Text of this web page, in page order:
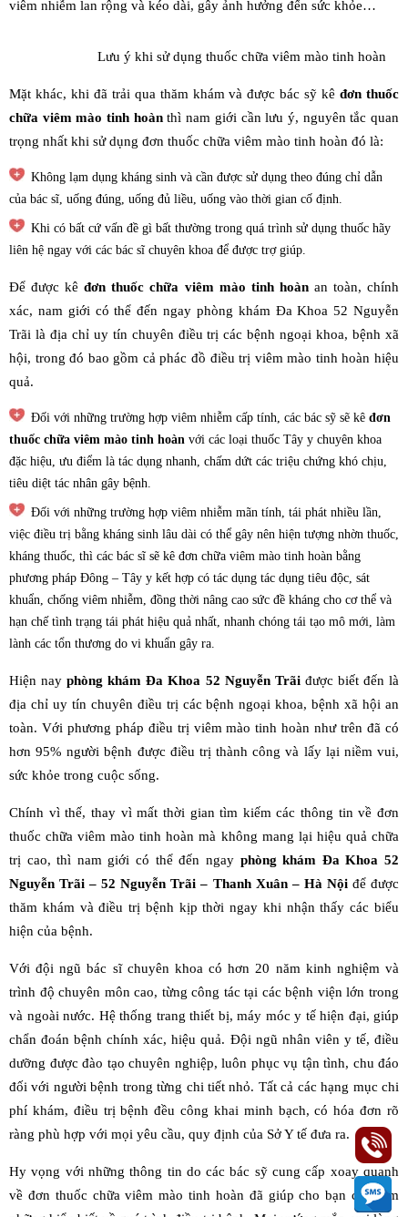
viêm nhiễm lan rộng và kéo dài, gây ảnh hưởng đến sức khỏe…
Lưu ý khi sử dụng thuốc chữa viêm mào tinh hoàn
Mặt khác, khi đã trải qua thăm khám và được bác sỹ kêđơn thuốc
chữa viêm mào tinh hoànthì nam giới cần lưu ý, nguyên tắc quan
trọng nhất khi sử dụng đơn thuốc chữa viêm mào tinh hoàn đó là:
Không lạm dụng kháng sinh và cần được sử dụng theo đúng chỉ dẫn
của bác sĩ, uống đúng, uống đủ liều, uống vào thời gian cố định.
Khi có bất cứ vấn đề gì bất thường trong quá trình sử dụng thuốc hãy
liên hệ ngay với các bác sĩ chuyên khoa để được trợ giúp.
Để được kêđơn thuốc chữa viêm mào tinh hoànan toàn, chính
xác, nam giới có thể đến ngay phòng khám Đa Khoa 52 Nguyễn
Trãi là địa chỉ uy tín chuyên điều trị các bệnh ngoại khoa, bệnh xã
hội, trong đó bao gồm cả phác đồ điều trị viêm mào tinh hoàn hiệu
quả.
Đối với những trường hợp viêm nhiễm cấp tính, các bác sỹ sẽ kê đơn
thuốc chữa viêm mào tinh hoàn với các loại thuốc Tây y chuyên khoa
đặc hiệu, ưu điểm là tác dụng nhanh, chấm dứt các triệu chứng khó chịu,
tiêu diệt tác nhân gây bệnh.
Đối với những trường hợp viêm nhiễm mãn tính, tái phát nhiều lần,
việc điều trị bằng kháng sinh lâu dài có thể gây nên hiện tượng nhờn thuốc,
kháng thuốc, thì các bác sĩ sẽ kê đơn chữa viêm mào tinh hoàn bằng
phương pháp Đông – Tây y kết hợp có tác dụng tác dụng tiêu độc, sát
khuẩn, chống viêm nhiễm, đồng thời nâng cao sức đề kháng cho cơ thể và
hạn chế tình trạng tái phát hiệu quả nhất, nhanh chóng tái tạo mô mới, làm
lành các tổn thương do vi khuẩn gây ra.
Hiện nayphòng khám Đa Khoa 52 Nguyễn Trãiđược biết đến là
địa chỉ uy tín chuyên điều trị các bệnh ngoại khoa, bệnh xã hội an
toàn. Với phương pháp điều trị viêm mào tinh hoàn như trên đã có
hơn 95% người bệnh được điều trị thành công và lấy lại niềm vui,
sức khỏe trong cuộc sống.
Chính vì thế, thay vì mất thời gian tìm kiếm các thông tin về đơn
thuốc chữa viêm mào tinh hoàn mà không mang lại hiệu quả chữa
trị cao, thì nam giới có thể đến ngay phòng khám Đa Khoa 52
Nguyễn Trãi – 52 Nguyễn Trãi – Thanh Xuân – Hà Nộiđể được
thăm khám và điều trị bệnh kịp thời ngay khi nhận thấy các biểu
hiện của bệnh.
Với đội ngũ bác sĩ chuyên khoa có hơn 20 năm kinh nghiệm và
trình độ chuyên môn cao, từng công tác tại các bệnh viện lớn trong
và ngoài nước. Hệ thống trang thiết bị, máy móc y tế hiện đại, giúp
chẩn đoán bệnh chính xác, hiệu quả. Đội ngũ nhân viên y tế, điều
dưỡng được đào tạo chuyên nghiệp, luôn phục vụ tận tình, chu đáo
đối với người bệnh trong từng chi tiết nhỏ. Tất cả các hạng mục chi
phí khám, điều trị bệnh đều công khai minh bạch, có hóa đơn rõ
ràng phù hợp với mọi yêu cầu, quy định của Sở Y tế đưa ra.
Hy vọng với những thông tin do các bác sỹ cung cấp xoay quanh
về đơn thuốc chữa viêm mào tinh hoàn đã giúp cho bạn có thêm